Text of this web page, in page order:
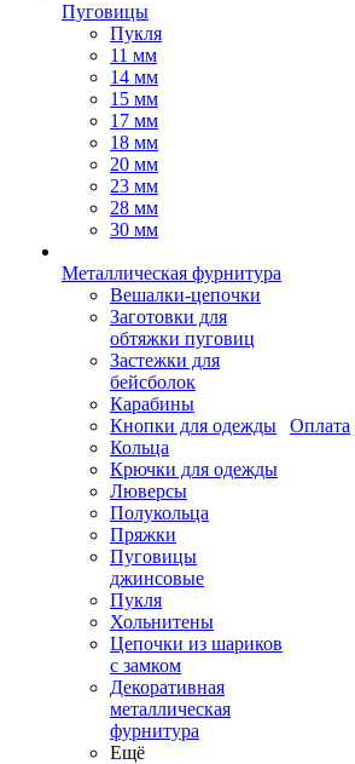
Пуговицы
Пукля
11 мм
14 мм
15 мм
17 мм
18 мм
20 мм
23 мм
28 мм
30 мм
Металлическая фурнитура
Вешалки-цепочки
Заготовки для
обтяжки пуговиц
Застежки для
бейсболок
Карабины
Кнопки для одежды
Кольца
Крючки для одежды
Люверсы
Полукольца
Пряжки
Пуговицы
джинсовые
Пукля
Хольнитены
Цепочки из шариков
с замком
Декоративная
металлическая
фурнитура
Ещё
Оплата